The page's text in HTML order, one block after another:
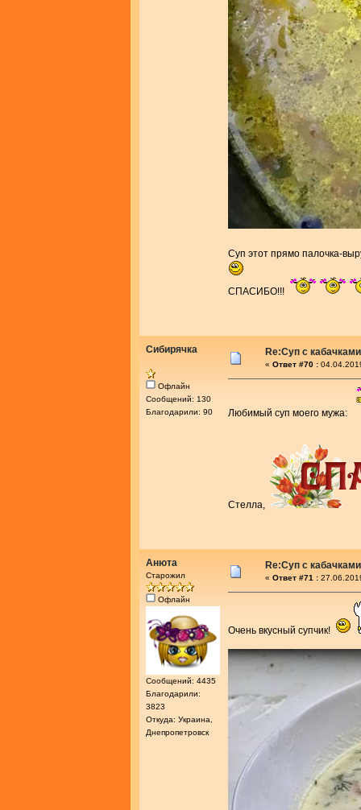
Суп этот прямо палочка-
СПАСИБО!!!
Сибирячка
Офлайн
Сообщений: 130
Благодарили: 90
Re:Суп с
« Ответ #70 :
Любимый суп моего мужа:
Стелла,
Анюта
Старожил
Офлайн
Сообщений: 4435
Благодарили:
3823
Откуда: Украина,
Днепропетровск
Re:Суп с
« Ответ #71 :
Очень вкусный супчик!